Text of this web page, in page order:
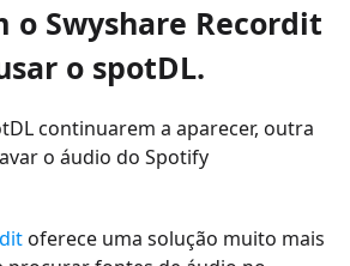
o Swyshare Recordit
o spotDL.
continuarem a aparecer, outra
o áudio do Spotify
oferece uma solução muito mais